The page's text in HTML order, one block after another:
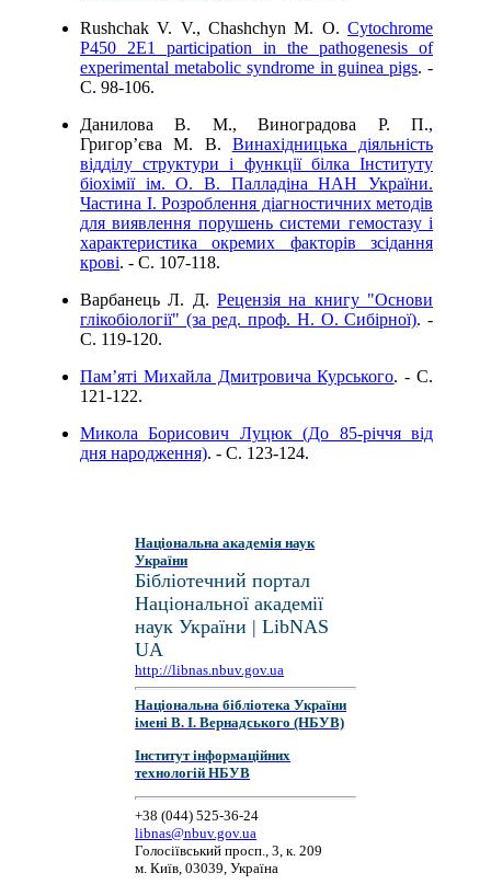
Rushchak V. V., Chashchyn M. O. Cytochrome
P450 2E1 participation in the pathogenesis of
experimental metabolic syndrome in guinea pigs. -
C. 98-106.
Данилова В. М., Виноградова Р. П.,
Григор’єва М. В. Винахідницька діяльність
відділу структури і функції білка Інституту
біохімії ім. О. В. Палладіна НАН України.
Частина І. Розроблення діагностичних методів
для виявлення порушень системи гемостазу і
характеристика окремих факторів зсідання
крові. - C. 107-118.
Варбанець Л. Д. Рецензія на книгу "Основи
глікобіології" (за ред. проф. Н. О. Сибірної). -
C. 119-120.
Пам’яті Михайла Дмитровича Курського. - C.
121-122.
Микола Борисович Луцюк (До 85-річчя від
дня народження). - C. 123-124.
Національна академія наук
України
Бібліотечний портал
Національної академії
наук України | LibNAS
UA
http://libnas.nbuv.gov.ua
Національна бібліотека України
імені В. І. Вернадського (НБУВ)
Інститут інформаційних
технологій НБУВ
+38 (044) 525-36-24
libnas@nbuv.gov.ua
Голосіївський просп., 3, к. 209
м. Київ, 03039, Україна